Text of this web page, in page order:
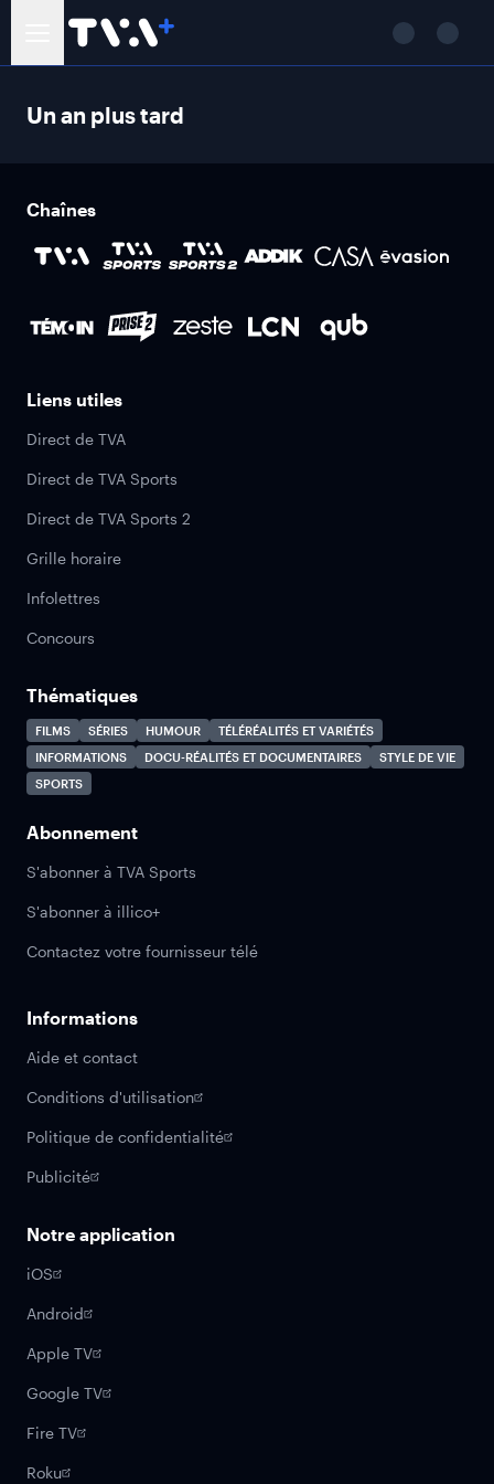
Un an plus tard
Chaînes
Liens utiles
Direct de TVA
Direct de TVA Sports
Direct de TVA Sports 2
Grille horaire
Infolettres
Concours
Thématiques
FILMS SÉRIES HUMOUR
TÉLÉRÉALITÉS ET VARIÉTÉS
INFORMATIONS
DOCU-RÉALITÉS ET DOCUMENTAIRES
STYLE DE VIE
SPORTS
Abonnement
S'abonner à TVA Sports
S'abonner à illico+
Contactez votre fournisseur télé
Informations
Aide et contact
Conditions d'utilisation
Politique de confidentialité
Publicité
Notre application
iOS
Android
Apple TV
Google TV
Fire TV
Roku